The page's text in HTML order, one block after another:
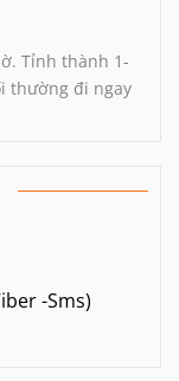
Tỉnh thành 1-
thường đi ngay
-Sms)